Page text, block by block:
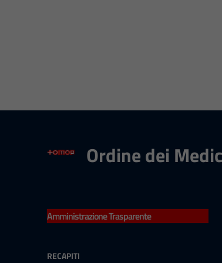
Ordine dei
Amministrazione Trasparente
RECAPITI